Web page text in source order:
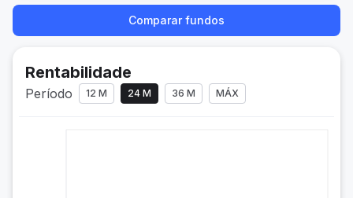
Comparar fundos
Rentabilidade
Período 12 M 24 M 36 M MÁX